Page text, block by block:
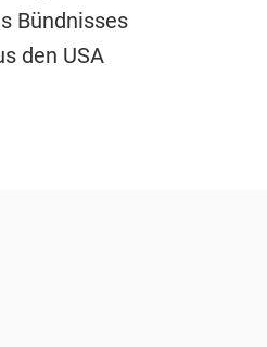
Bündnisses
den USA